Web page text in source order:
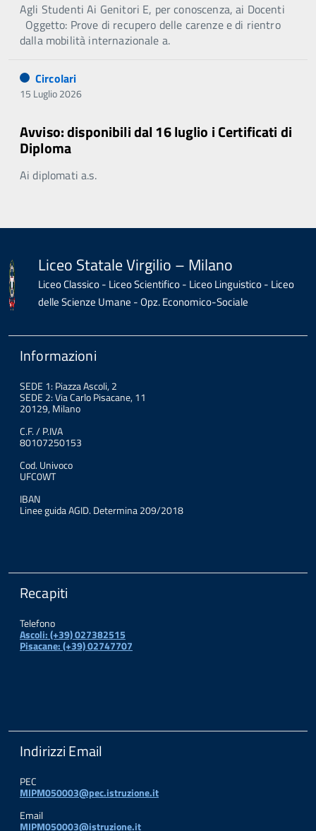
Agli Studenti Ai Genitori E, per conoscenza, ai Docenti
Oggetto: Prove di recupero delle carenze e di rientro
dalla mobilità internazionale a.
Circolari
15 Luglio 2026
Avviso: disponibili dal 16 luglio i Certificati di
Diploma
Ai diplomati a.s.
Liceo Statale Virgilio – Milano
Liceo Classico - Liceo Scientifico - Liceo Linguistico - Liceo
delle Scienze Umane - Opz. Economico-Sociale
Informazioni
SEDE 1: Piazza Ascoli, 2
SEDE 2: Via Carlo Pisacane, 11
20129, Milano
C.F. / P.IVA
80107250153
Cod. Univoco
UFC0WT
IBAN
Linee guida AGID. Determina 209/2018
Recapiti
Telefono
Ascoli: (+39) 027382515
Pisacane: (+39) 02747707
Indirizzi Email
PEC
MIPM050003@pec.istruzione.it
Email
MIPM050003@istruzione.it